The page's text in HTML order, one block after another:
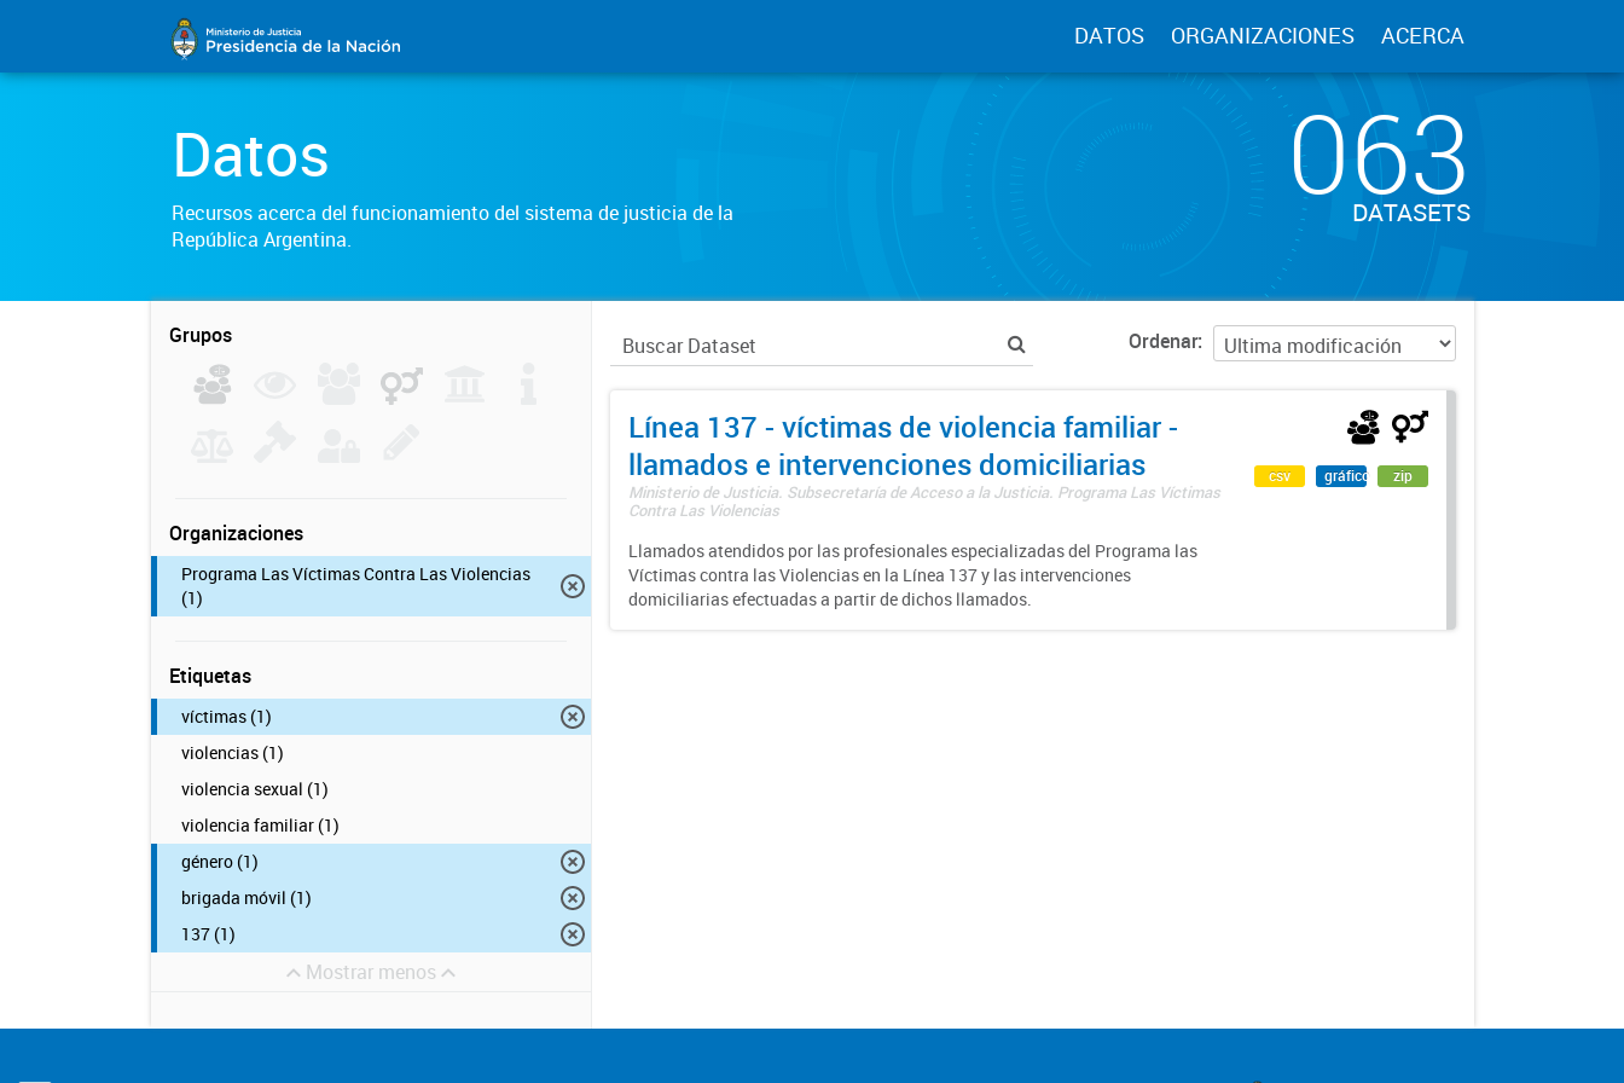
DATOS ORGANIZACIONES ACERCA
Datos
Recursos acerca del funcionamiento del sistema de justicia de la
República Argentina.
063
DATASETS
Grupos
Organizaciones
Programa Las Víctimas Contra Las Violencias
(1)
Etiquetas
víctimas (1)
violencias (1)
violencia sexual (1)
violencia familiar (1)
género (1)
brigada móvil (1)
137 (1)
Mostrar menos
Ordenar
Línea 137 - víctimas de violencia familiar -
llamados e intervenciones domiciliarias
Ministerio de Justicia. Subsecretaría de Acceso a la Justicia. Programa Las Víctimas
Contra Las Violencias
Llamados atendidos por las profesionales especializadas del Programa las
Víctimas contra las Violencias en la Línea 137 y las intervenciones
domiciliarias efectuadas a partir de dichos llamados.
csv gráfico zip